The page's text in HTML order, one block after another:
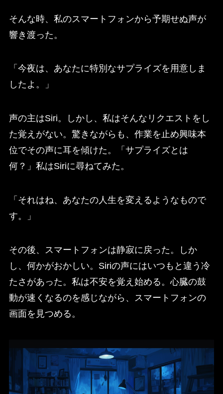
そんな時、私のスマートフォンから予期せぬ声が
響き渡った。
「今夜は、あなたに特別なサプライズを用意しま
したよ。」
声の主はSiri。しかし、私はそんなリクエストをし
た覚えがない。驚きながらも、作業を止め興味本
位でその声に耳を傾けた。「サプライズとは
何？」私はSiriに尋ねてみた。
「それはね、あなたの人生を変えるようなもので
す。」
その後、スマートフォンは静寂に戻った。しか
し、何かがおかしい。Siriの声にはいつもと違う冷
たさがあった。私は不安を覚え始める。心臓の鼓
動が速くなるのを感じながら、スマートフォンの
画面を見つめる。